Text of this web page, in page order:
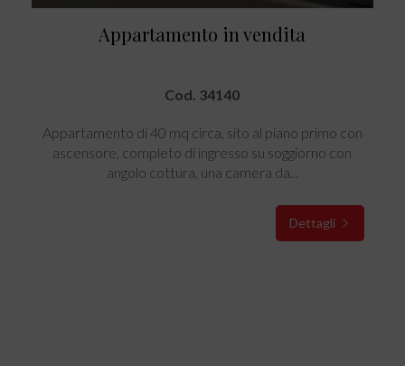
Appartamento in vendita
Cod. 34140
Appartamento di 40 mq circa, sito al piano primo con
ascensore, completo di ingresso su soggiorno con
angolo cottura, una camera da...
Dettagli